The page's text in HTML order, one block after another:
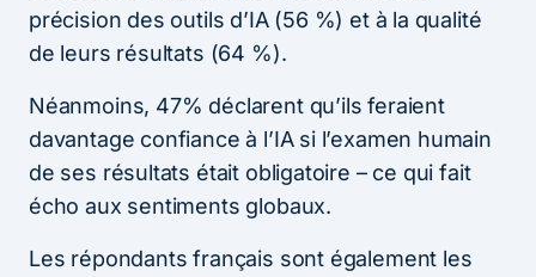
précision des outils d’IA (56 %) et à la qualité
de leurs résultats (64 %).
Néanmoins, 47% déclarent qu’ils feraient
davantage confiance à l’IA si l’examen humain
de ses résultats était obligatoire – ce qui fait
écho aux sentiments globaux.
Les répondants français sont également les